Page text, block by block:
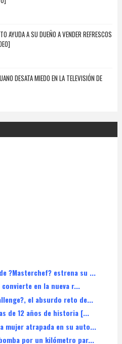
AYUDA A SU DUEÑO A VENDER REFRESCOS
DESATA MIEDO EN LA TELEVISIÓN DE
?Masterchef? estrena su ...
en la nueva r...
el absurdo reto de...
de 12 años de historia [...
mujer atrapada en su auto...
por un kilómetro par...